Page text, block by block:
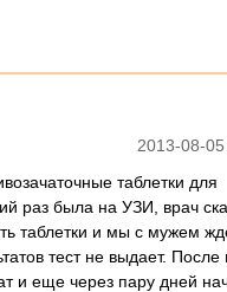
2013-08-
таблетки для
раз была на УЗИ, врач
таблетки и мы с мужем
тест не выдает. После
и еще через пару дней